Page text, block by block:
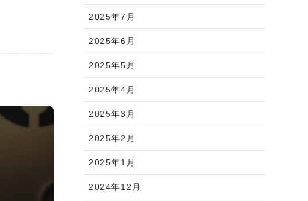
2025年7月
2025年6月
2025年5月
2025年4月
2025年3月
2025年2月
2025年1月
2024年12月